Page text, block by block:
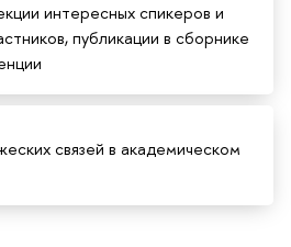
интересных спикеров и
публикации в сборнике
связей в академическом